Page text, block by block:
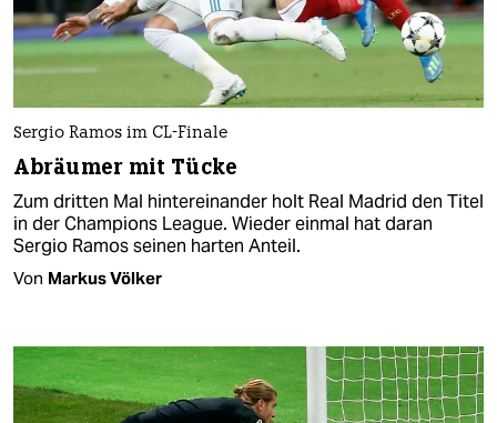
Sergio Ramos im CL-Finale
Abräumer mit Tücke
Zum dritten Mal hintereinander holt Real Madrid den Titel
in der Champions League. Wieder einmal hat daran
Sergio Ramos seinen harten Anteil.
Von Markus Völker